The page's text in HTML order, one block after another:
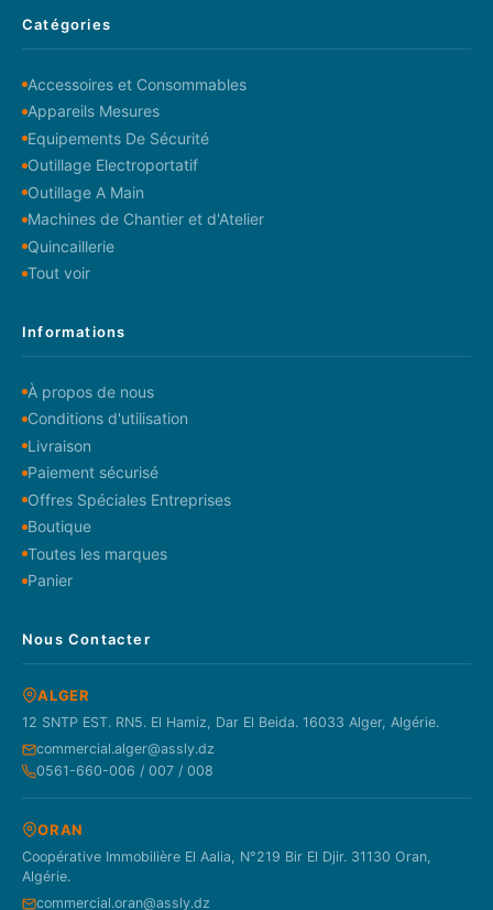
Catégories
Accessoires et Consommables
Appareils Mesures
Equipements De Sécurité
Outillage Electroportatif
Outillage A Main
Machines de Chantier et d'Atelier
Quincaillerie
Tout voir
Informations
À propos de nous
Conditions d'utilisation
Livraison
Paiement sécurisé
Offres Spéciales Entreprises
Boutique
Toutes les marques
Panier
Nous Contacter
ALGER
12 SNTP EST. RN5. El Hamiz, Dar El Beida. 16033 Alger, Algérie.
commercial.alger@assly.dz
0561-660-006 / 007 / 008
ORAN
Coopérative Immobilière El Aalia, N°219 Bir El Djir. 31130 Oran,
Algérie.
commercial.oran@assly.dz